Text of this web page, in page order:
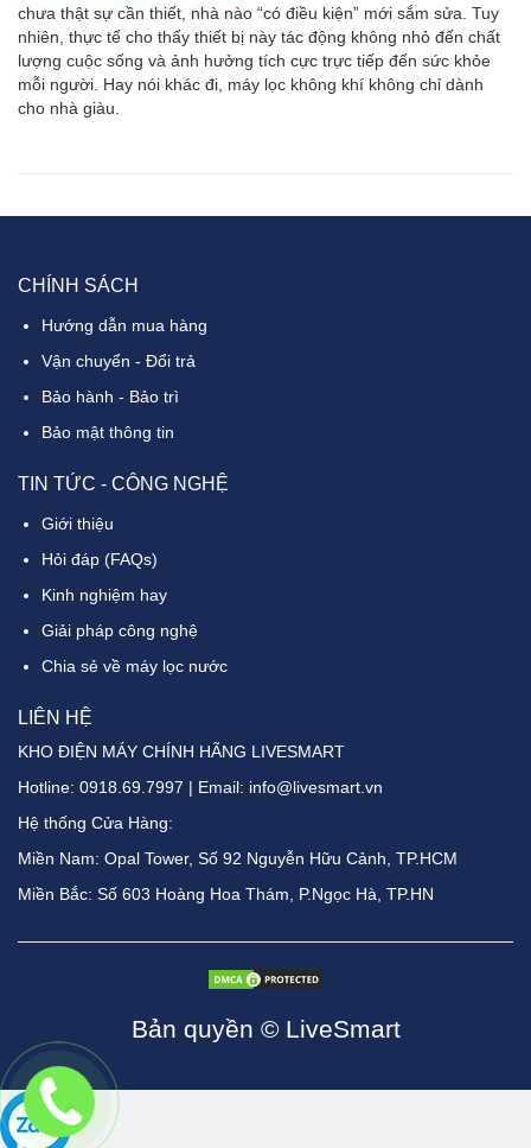
chưa thật sự cần thiết, nhà nào “có điều kiện” mới sắm sửa. Tuy
nhiên, thực tế cho thấy thiết bị này tác động không nhỏ đến chất
lượng cuộc sống và ảnh hưởng tích cực trực tiếp đến sức khỏe
mỗi người. Hay nói khác đi, máy lọc không khí không chỉ dành
cho nhà giàu.
CHÍNH SÁCH
Hướng dẫn mua hàng
Vận chuyển - Đổi trả
Bảo hành - Bảo trì
Bảo mật thông tin
TIN TỨC - CÔNG NGHỆ
Giới thiệu
Hỏi đáp (FAQs)
Kinh nghiệm hay
Giải pháp công nghệ
Chia sẻ về máy lọc nước
LIÊN HỆ
KHO ĐIỆN MÁY CHÍNH HÃNG LIVESMART
Hotline: 0918.69.7997 | Email: info@livesmart.vn
Hệ thống Cửa Hàng:
Miền Nam: Opal Tower, Số 92 Nguyễn Hữu Cảnh, TP.HCM
Miền Bắc: Số 603 Hoàng Hoa Thám, P.Ngọc Hà, TP.HN
Bản quyền © LiveSmart